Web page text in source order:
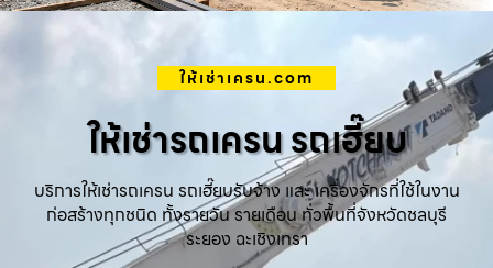
ให้เช่าเครน.com
ให้เช่ารถเครน รถเฮี๊ยบ
บริการให้เช่ารถเครน รถเฮี๊ยบรับจ้าง และ เครื่องจักรที่ใช้ในงาน
ก่อสร้างทุกชนิด ทั้งรายวัน รายเดือน ทั่วพื้นที่จังหวัดชลบุรี
ระยอง ฉะเชิงเทรา